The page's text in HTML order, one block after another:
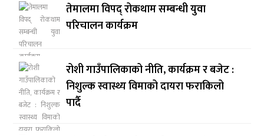
तेमालमा विपद् रोकथाम सम्बन्धी युवा
परिचालन कार्यक्रम
रोशी गाउँपालिकाको नीति, कार्यक्रम र बजेट :
निशुल्क स्वास्थ्य विमाको दायरा फराकिलो
पार्दै